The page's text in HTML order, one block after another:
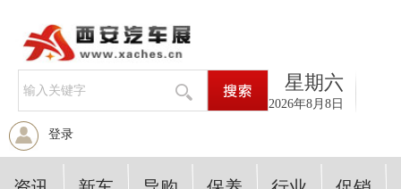
星期六
2026年8月8日
登录